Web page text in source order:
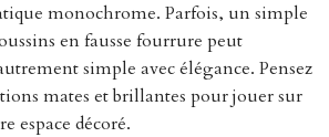
monochrome. Parfois, un simple
en fausse fourrure peut
simple avec élégance. Pensez
mates et brillantes pour jouer sur
espace décoré.